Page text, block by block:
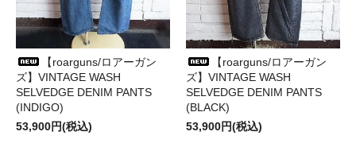
【roarguns/ロアーガン
ズ】VINTAGE WASH
SELVEDGE DENIM PANTS
(INDIGO)
53,900円(税込)
【roarguns/ロアーガン
ズ】VINTAGE WASH
SELVEDGE DENIM PANTS
(BLACK)
53,900円(税込)